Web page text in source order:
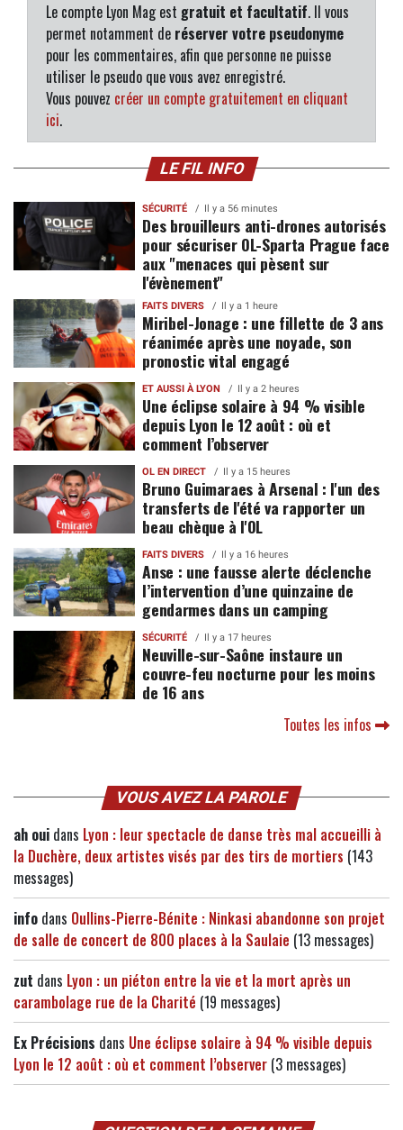
Le compte Lyon Mag est gratuit et facultatif. Il vous
permet notamment de réserver votre pseudonyme
pour les commentaires, afin que personne ne puisse
utiliser le pseudo que vous avez enregistré.
Vous pouvez créer un compte gratuitement en cliquant
ici.
LE FIL INFO
SÉCURITÉ Il y a 56 minutes
Des brouilleurs anti-drones autorisés
pour sécuriser OL-Sparta Prague face
aux "menaces qui pèsent sur
l'évènement"
FAITS DIVERS Il y a 1 heure
Miribel-Jonage : une fillette de 3 ans
réanimée après une noyade, son
pronostic vital engagé
ET AUSSI À LYON Il y a 2 heures
Une éclipse solaire à 94 % visible
depuis Lyon le 12 août : où et
comment l’observer
OL EN DIRECT Il y a 15 heures
Bruno Guimaraes à Arsenal : l'un des
transferts de l'été va rapporter un
beau chèque à l'OL
FAITS DIVERS Il y a 16 heures
Anse : une fausse alerte déclenche
l’intervention d’une quinzaine de
gendarmes dans un camping
SÉCURITÉ Il y a 17 heures
Neuville-sur-Saône instaure un
couvre-feu nocturne pour les moins
de 16 ans
Toutes les infos
VOUS AVEZ LA PAROLE
ah oui dans Lyon : leur spectacle de danse très mal accueilli à
la Duchère, deux artistes visés par des tirs de mortiers (143
messages)
info dans Oullins-Pierre-Bénite : Ninkasi abandonne son projet
de salle de concert de 800 places à la Saulaie (13 messages)
zut dans Lyon : un piéton entre la vie et la mort après un
carambolage rue de la Charité (19 messages)
Ex Précisions dans Une éclipse solaire à 94 % visible depuis
Lyon le 12 août : où et comment l’observer (3 messages)